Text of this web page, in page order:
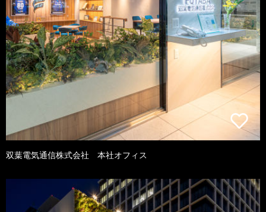
双葉電気通信株式会社 本社オフィス